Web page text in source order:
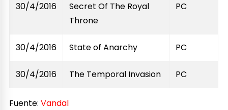
30/4/2016
Secret Of The Royal
Throne
PC
30/4/2016 State of Anarchy PC
30/4/2016 The Temporal Invasion PC
Fuente: Vandal